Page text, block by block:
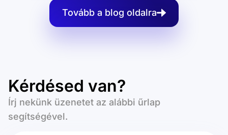
Tovább a blog oldalra
Kérdésed van?
Írj nekünk üzenetet az alábbi űrlap
segítségével.